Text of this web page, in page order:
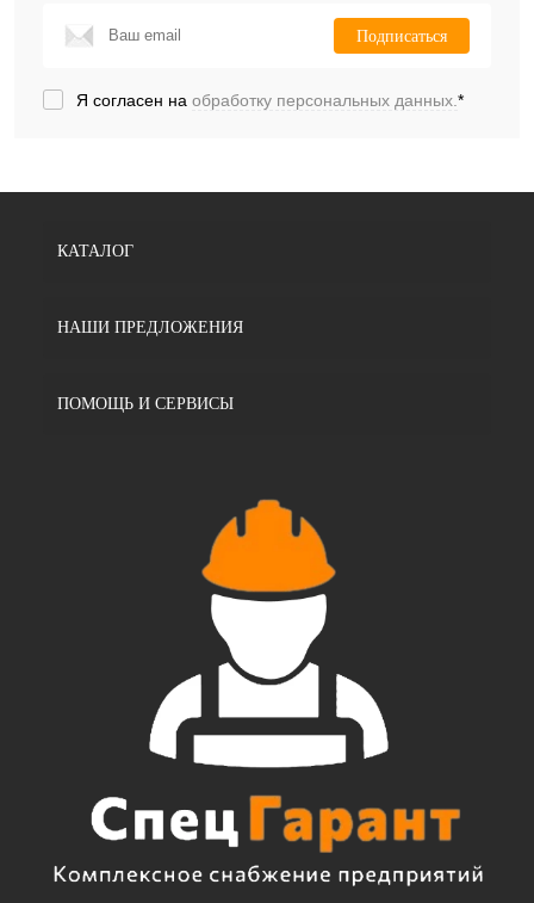
Подписаться
Я согласен на обработку персональных данных.*
КАТАЛОГ
НАШИ ПРЕДЛОЖЕНИЯ
ПОМОЩЬ И СЕРВИСЫ